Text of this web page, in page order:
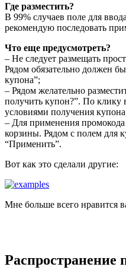
Где разместить?
В 99% случаев поле для
рекомендую последовать
Что еще предусмотреть?
– Не следует размещать
Рядом обязательно должен
купона”;
– Рядом желательно
получить купон?”. По клику
условиями получения
– Для применения
корзины. Рядом с полем для
“Применить”.
Вот как это сделали другие:
Мне больше всего нравится
Распространение